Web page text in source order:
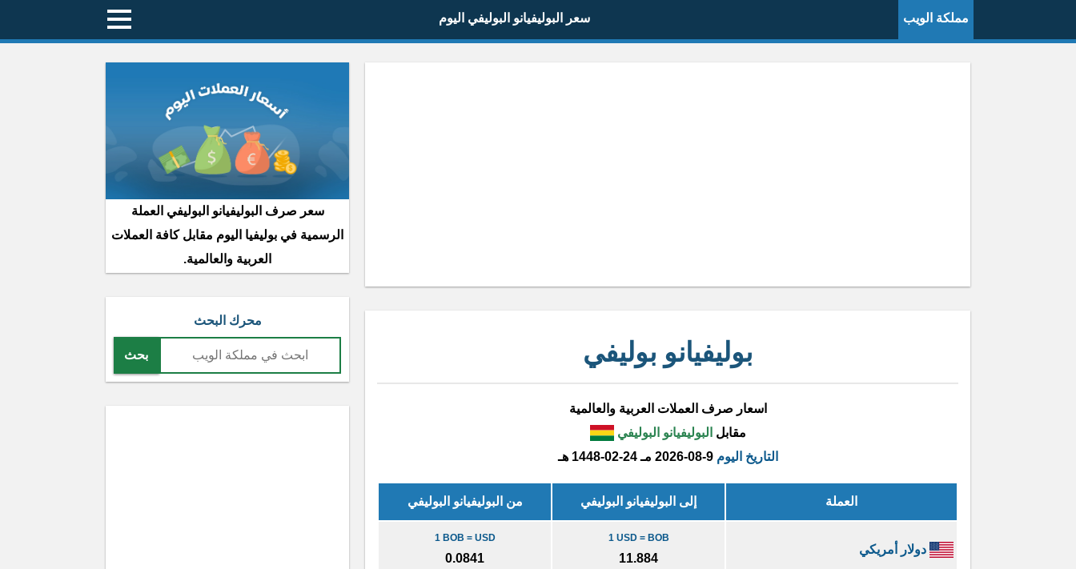
مملكة الويب سعر البوليفيانو البوليفي اليوم
بوليفيانو بوليفي
اسعار صرف العملات العربية والعالمية
مقابل البوليفيانو البوليفي
التاريخ اليوم 2026-08-9 مـ 1448-02-24 هـ
العملة إلى البوليفيانو البوليفي من البوليفيانو البوليفي
دولار أمريكي
1 USD = BOB
11.884
1 BOB = USD
0.0841
سعر صرف البوليفيانو البوليفي العملة
الرسمية في بوليفيا اليوم مقابل كافة العملات
العربية والعالمية.
محرك البحث
بحث